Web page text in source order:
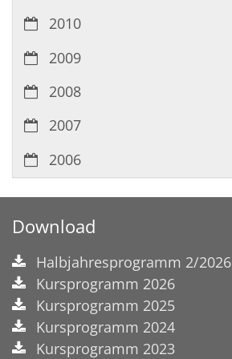
2010
2009
2008
2007
2006
Download
Halbjahresprogramm 2/2026
Kursprogramm 2026
Kursprogramm 2025
Kursprogramm 2024
Kursprogramm 2023